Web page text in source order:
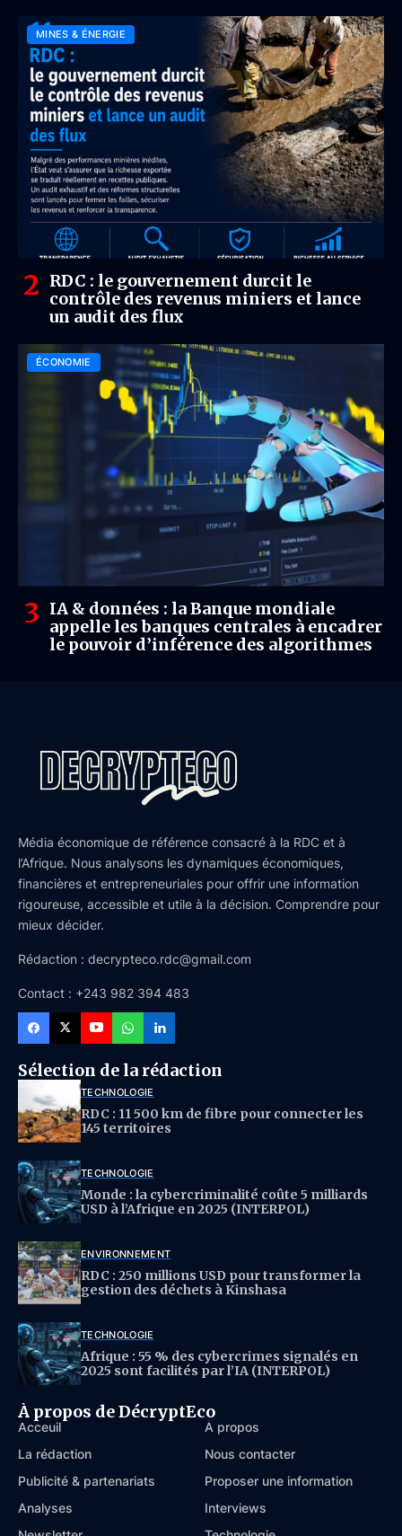
MINES & ÉNERGIE
RDC : le gouvernement durcit le
contrôle des revenus miniers et lance
un audit des flux
ÉCONOMIE
IA & données : la Banque mondiale
appelle les banques centrales à encadrer
le pouvoir d’inférence des algorithmes
Média économique de référence consacré à la RDC et à
l’Afrique. Nous analysons les dynamiques économiques,
financières et entrepreneuriales pour offrir une information
rigoureuse, accessible et utile à la décision. Comprendre pour
mieux décider.
Rédaction : decrypteco.rdc@gmail.com
Contact : +243 982 394 483
Sélection de la rédaction
TECHNOLOGIE
RDC : 11 500 km de fibre pour connecter les
145 territoires
TECHNOLOGIE
Monde : la cybercriminalité coûte 5 milliards
USD à l’Afrique en 2025 (INTERPOL)
ENVIRONNEMENT
RDC : 250 millions USD pour transformer la
gestion des déchets à Kinshasa
TECHNOLOGIE
Afrique : 55 % des cybercrimes signalés en
2025 sont facilités par l’IA (INTERPOL)
À propos de DécryptEco
Acceuil
À propos
La rédaction
Nous contacter
Publicité & partenariats
Proposer une information
Analyses
Interviews